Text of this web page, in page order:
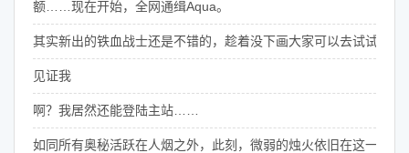
额……现在开始，全网通缉Aqua。
其实新出的铁血战士还是不错的，趁着没下画大家可以去试试
见证我
啊？我居然还能登陆主站……
如同所有奥秘活跃在人烟之外，此刻，微弱的烛火依旧在这一隅闪